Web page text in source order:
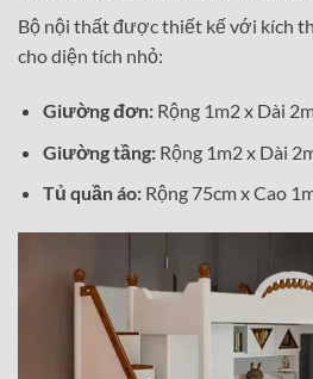
Bộ nội thất được thiết kế với kích
cho diện tích nhỏ:
Giường đơn:Rộng 1m2 x Dài
Giường tầng:Rộng 1m2 x Dài
Tủ quần áo:Rộng 75cm x Cao